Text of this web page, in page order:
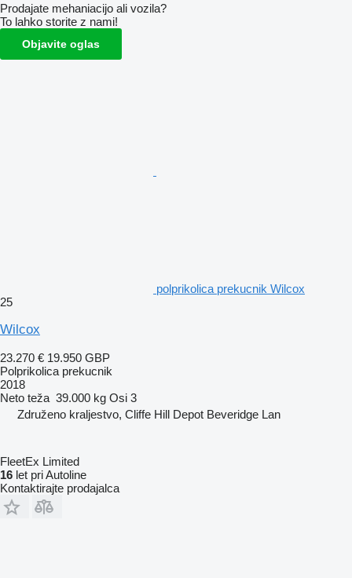
Prodajate mehaniacijo ali vozila?
To lahko storite z nami!
Objavite oglas
polprikolica prekucnik Wilcox
25
Wilcox
23.270 € 19.950 GBP
Polprikolica prekucnik
2018
Neto teža 39.000 kg Osi 3
Združeno kraljestvo, Cliffe Hill Depot Beveridge Lan
FleetEx Limited
16 let pri Autoline
Kontaktirajte prodajalca